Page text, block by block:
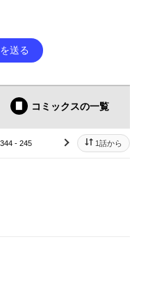
送る
コミックスの一覧
344 - 245 244 - 145 144 -
next 1話から